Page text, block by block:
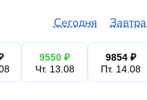
Сегодня Завтра
9550 ₽
Чт. 13.08
9854 ₽
Пт. 14.08